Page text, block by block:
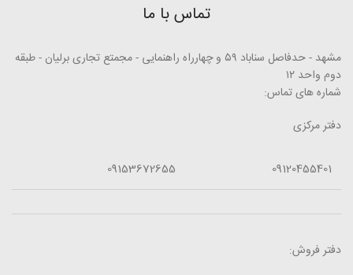
تماس با ما
مشهد - حدفاصل سناباد ۵۹ و چهارراه راهنمایی - مجمتع تجاری برلیان - طبقه
دوم واحد ۱۲
شماره های تماس:
دفتر مرکزی
09120455401
09153672655
دفتر فروش: